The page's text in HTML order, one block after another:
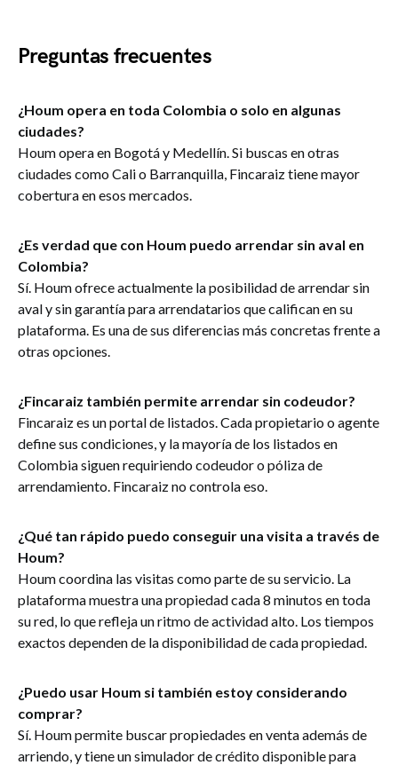
Preguntas frecuentes
¿Houm opera en toda Colombia o solo en algunas
ciudades?
Houm opera en Bogotá y Medellín. Si buscas en otras
ciudades como Cali o Barranquilla, Fincaraiz tiene mayor
cobertura en esos mercados.
¿Es verdad que con Houm puedo arrendar sin aval en
Colombia?
Sí. Houm ofrece actualmente la posibilidad de arrendar sin
aval y sin garantía para arrendatarios que califican en su
plataforma. Es una de sus diferencias más concretas frente a
otras opciones.
¿Fincaraiz también permite arrendar sin codeudor?
Fincaraiz es un portal de listados. Cada propietario o agente
define sus condiciones, y la mayoría de los listados en
Colombia siguen requiriendo codeudor o póliza de
arrendamiento. Fincaraiz no controla eso.
¿Qué tan rápido puedo conseguir una visita a través de
Houm?
Houm coordina las visitas como parte de su servicio. La
plataforma muestra una propiedad cada 8 minutos en toda
su red, lo que refleja un ritmo de actividad alto. Los tiempos
exactos dependen de la disponibilidad de cada propiedad.
¿Puedo usar Houm si también estoy considerando
comprar?
Sí. Houm permite buscar propiedades en venta además de
arriendo, y tiene un simulador de crédito disponible para